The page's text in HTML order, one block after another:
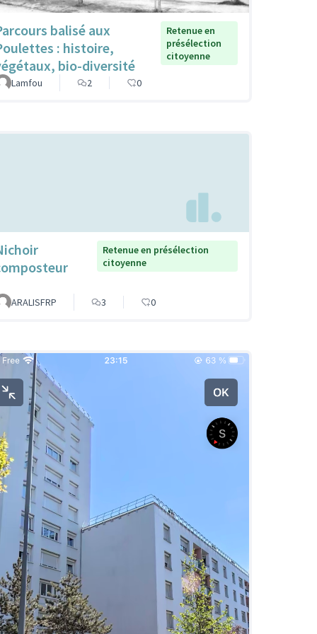
balisé aux
: histoire,
bio-diversité
Retenue en
présélection
citoyenne
Lamfou 2 0
Retenue en présélection
citoyenne
ARALISFRP 3 0